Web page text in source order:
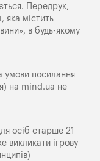
Передрук,
яка містить
в будь-якому
умови посилання
на mind.ua не
осіб старше 21
викликати ігрову